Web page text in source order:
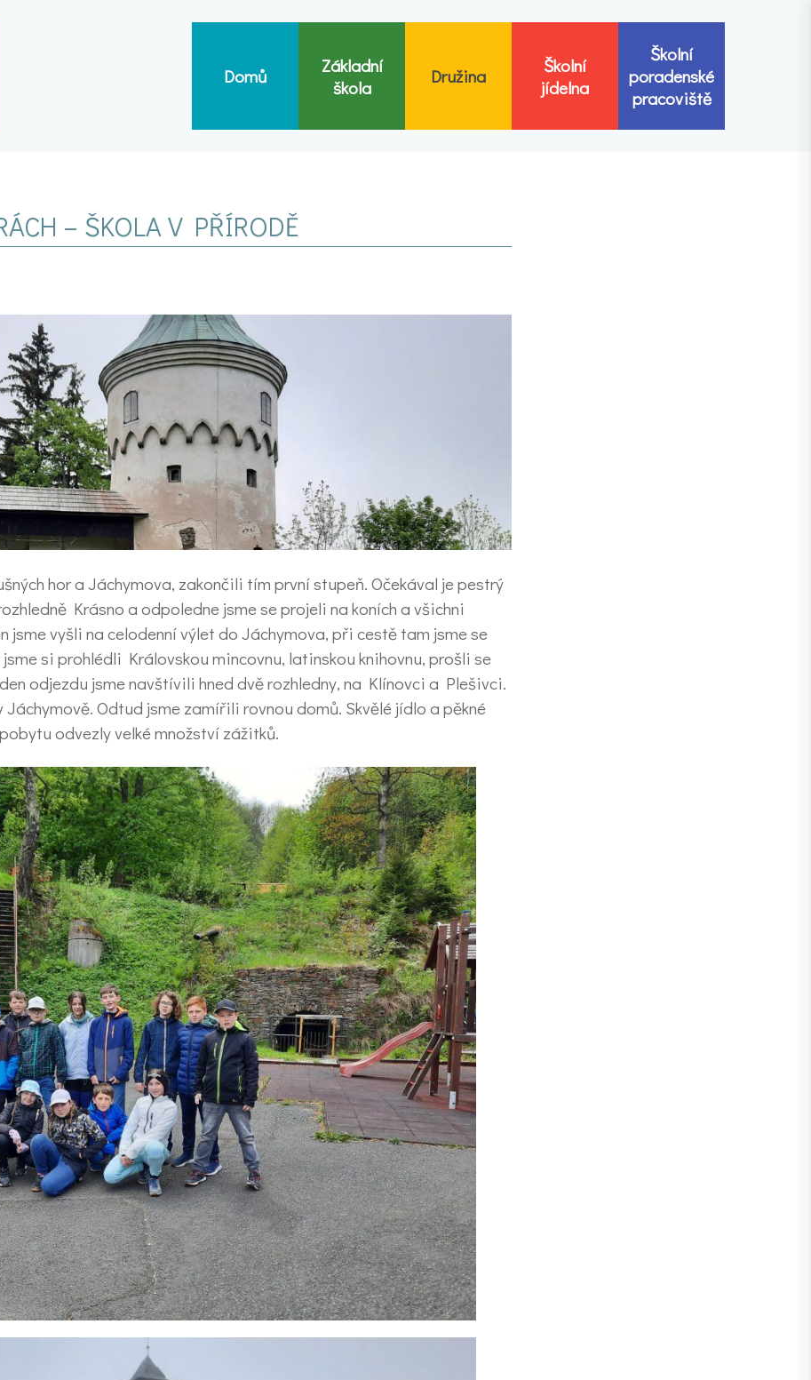
Domů
Základní
škola
Družina
Školní
jídelna
Školní
poradenské
pracoviště
– ŠKOLA V PŘÍRODĚ
hor a Jáchymova, zakončili tím první stupeň. Očekával je pestrý
Krásno a odpoledne jsme se projeli na koních a všichni
vyšli na celodenní výlet do Jáchymova, při cestě tam jsme se
si prohlédli Královskou mincovnu, latinskou knihovnu, prošli se
odjezdu jsme navštívili hned dvě rozhledny, na Klínovci a Plešivci.
Odtud jsme zamířili rovnou domů. Skvělé jídlo a pěkné
odvezly velké množství zážitků.